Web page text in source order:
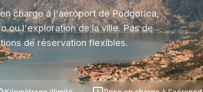
charge à l'aéroport de Podgorica,
ou l'exploration de la ville. Pas de
de réservation flexibles.